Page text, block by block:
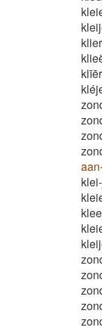
klier
klīēr